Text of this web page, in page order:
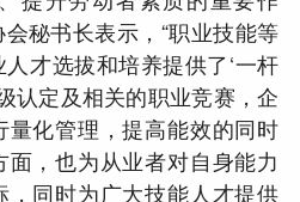
秘书长表示，“职业技能等
才选拔和培养提供了‘一杆
认定及相关的职业竞赛，企
化管理，提高能效的同时
，也为从业者对自身能力
同时为广大技能人才提供